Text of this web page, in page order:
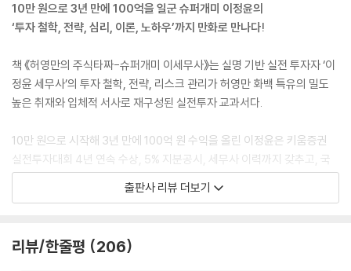
10만 원으로 3년 만에 100억을 일군 슈퍼개미 이정윤의
‘투자 철학, 전략, 심리, 이론, 노하우’까지 만화로 만나다!
책 《허영만의 주식타짜-슈퍼개미 이세무사》는 실명 기반 실전 투자자 ‘이
정윤 세무사’의 투자 철학, 전략, 리스크 관리가 허영만 화백 특유의 밀도
높은 취재와 입체적 서사로 재구성된 실전투자 교과서다.
10만 원으로 시작해 3년 만에 100억 원 수익을 올린 이정윤은 키움증권
실전투자대회 4년 연속 수상, 5% 지분공시, 세무사 이력까지 갖추고, 국
내 최초 ‘주식투자 트리플 크라운’을 달성한다. 그는 IMF 외환위기, 2008
년 금융위기, 2020년 팬데믹을 모두 관통한 20년간의 실전 경험을 바탕
이 책에는 그의 투자 철학뿐 아니라 실전투자 매뉴얼이 담겨 있다.
출판사 리뷰 더보기
리뷰/한줄평 206